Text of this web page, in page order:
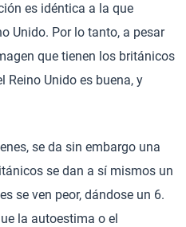
es idéntica a la que
Unido. Por lo tanto, a pesar
que tienen los británicos
Reino Unido es buena, y
se da sin embargo una
se dan a sí mismos un
se ven peor, dándose un 6.
la autoestima o el